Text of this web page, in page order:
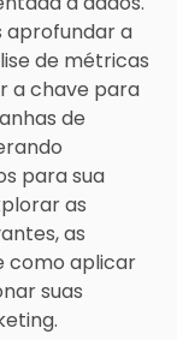
aprofundar a
de métricas
a chave para
de
para sua
as
as
como aplicar
suas